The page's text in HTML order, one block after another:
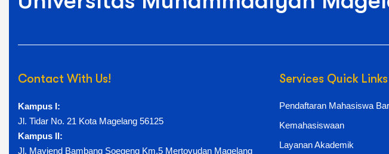
Contact With Us!
Kampus I:
Jl. Tidar No. 21 Kota Magelang 56125
Kampus II:
Jl. Mayjend Bambang Soegeng Km.5 Mertoyudan Magelang
Services Quick Links
Pendaftaran Mahasiswa
Kemahasiswaan
Layanan Akademik